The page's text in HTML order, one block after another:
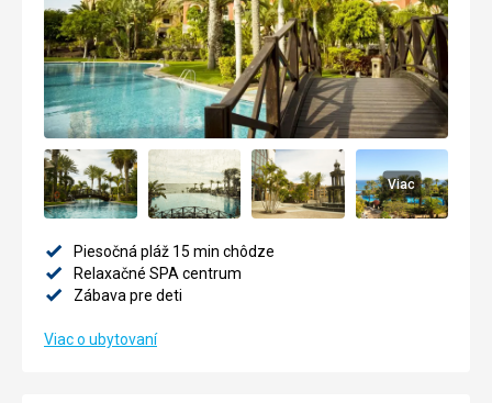
Viac
Piesočná pláž 15 min chôdze
Relaxačné SPA centrum
Zábava pre deti
Viac o ubytovaní